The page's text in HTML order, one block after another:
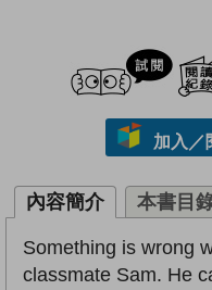
試閲
加入／
內容簡介 本書目
Something is wrong
classmate Sam. He